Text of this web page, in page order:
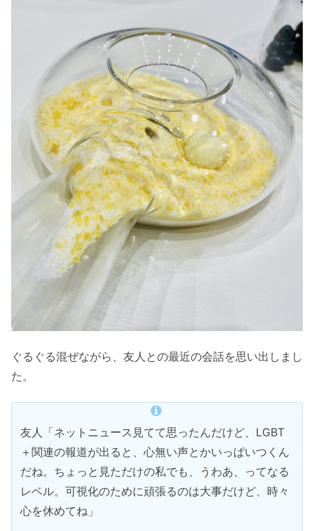
ぐるぐる混ぜながら、友人との最近の会話を思い出しまし
た。
友人「ネットニュース見てて思ったんだけど、LGBT
＋関連の報道が出ると、心無い声とかいっぱいつくん
だね。ちょっと見ただけの私でも、うわあ、ってなる
レベル。可視化のために頑張るのは大事だけど、時々
心を休めてね」